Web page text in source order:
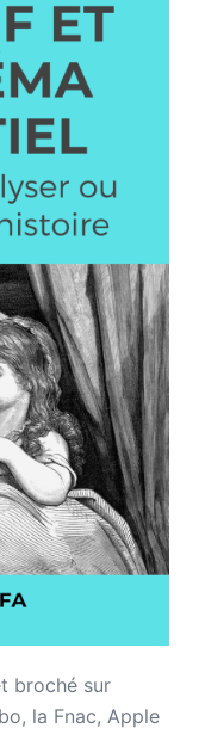
broché sur
la Fnac, Apple